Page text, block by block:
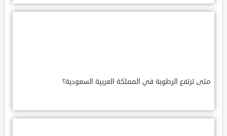
متى ترتفع الرطوبة في المملكة العربية السعودية؟